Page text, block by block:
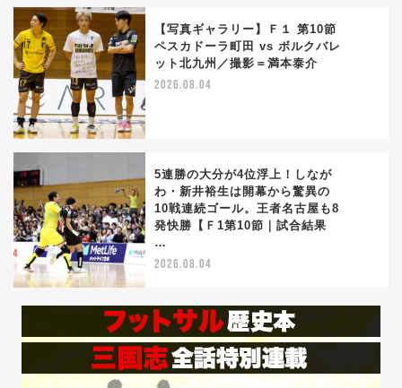
【写真ギャラリー】Ｆ１ 第10節
ペスカドーラ町田 vs ボルクバレ
ット北九州／撮影＝満本泰介
2026.08.04
5連勝の大分が4位浮上！しなが
わ・新井裕生は開幕から驚異の
10戦連続ゴール。王者名古屋も8
発快勝【Ｆ1第10節｜試合結果
…
2026.08.04